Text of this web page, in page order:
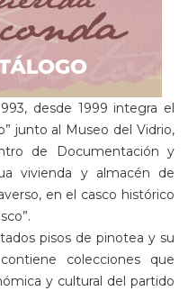
desde 1999 integra el
junto al Museo del Vidrio,
de Documentación y
vivienda y almacén de
en el casco histórico
pisos de pinotea y su
colecciones que
y cultural del partido